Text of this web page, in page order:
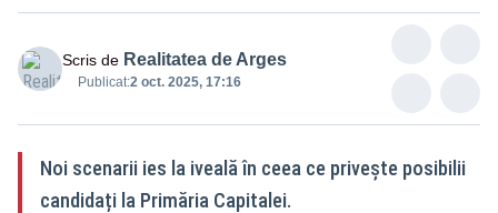
Scris de Realitatea de Arges
Publicat:2 oct. 2025, 17:16
Noi scenarii ies la iveală în ceea ce privește posibilii
candidați la Primăria Capitalei.